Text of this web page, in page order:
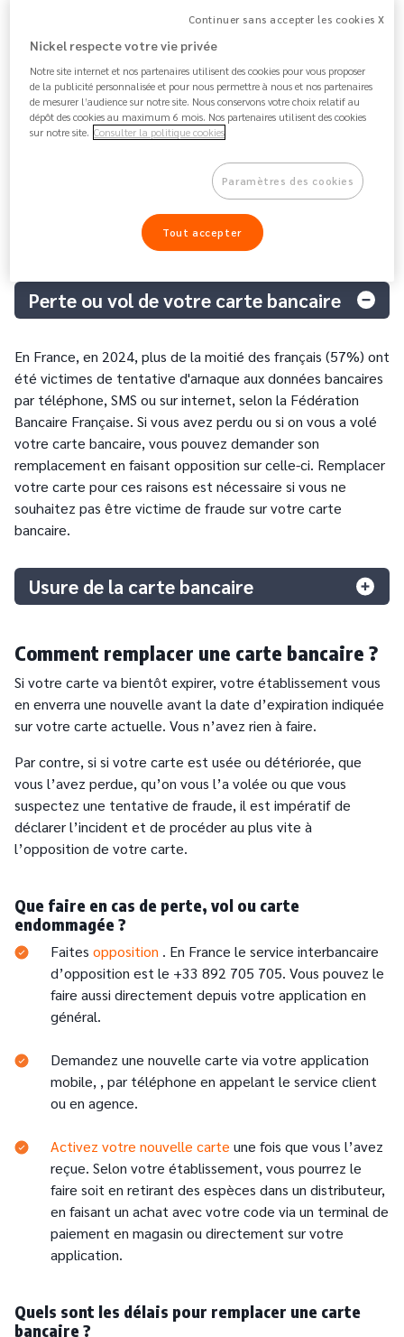
vous vous retrouvez dans l’un de ces cas, vous allez devoir
procéder au remplacement de votre carte bancaire pour
pouvoir continuer de faire des achats en magasin, en ligne
ouretirer des espècesau distributeur.
exemple, si celle-ci arrive à expiration, votre établissement
procède automatiquement à son remplacement sansfrais
et votre contrat est reconduit. Certains établissements
offrent la possibilité de bloquer temporairement votre
carte en cas de doute, sans la remplacer immédiatement.
Perte ou vol de votre carte bancaire
En France, en 2024, plus de la moitié des français (57%) ont
été victimes de tentative d'arnaque aux données bancaires
par téléphone, SMS ou sur internet, selon la Fédération
Bancaire Française. Si vous avez perdu ou si on vous a volé
votre carte bancaire, vous pouvez demander son
remplacement en faisant opposition sur celle-ci. Remplacer
votre carte pour ces raisons est nécessaire si vous ne
souhaitez pas être victime de fraude sur votre carte
bancaire.
Usure de la carte bancaire
Comment remplacer une carte bancaire ?
Si votre carte va bientôt expirer, votre établissement vous
en enverra une nouvelle avant la date d’expiration indiquée
sur votre carte actuelle. Vous n’avez rien à faire.
Par contre, si si votre carte est usée ou détériorée, que
vous l’avez perdue, qu’on vous l’a volée ou que vous
suspectez une tentative de fraude, il est impératif de
déclarer l’incident et de procéder au plus vite à
l’opposition de votre carte.
Que faire en cas de perte, vol ou carte
endommagée ?
Faites opposition . En France le service interbancaire
d’opposition est le +33 892 705 705. Vous pouvez le
faire aussi directement depuis votre application en
général.
Demandez une nouvelle carte via votre application
mobile, , par téléphone en appelant le service client
ou en agence.
Activez votre nouvelle carte une fois que vous l’avez
reçue. Selon votre établissement, vous pourrez le
faire soit en retirant des espèces dans un distributeur,
en faisant un achat avec votre code via un terminal de
paiement en magasin ou directement sur votre
application.
Quels sont les délais pour remplacer une carte
bancaire ?
Continuer sans accepter les cookies X
Nickel respecte votre vie privée
Notre site internet et nos partenaires utilisent des cookies pour vous proposer
de la publicité personnalisée et pour nous permettre à nous et nos partenaires
de mesurer l’audience sur notre site. Nous conservons votre choix relatif au
dépôt des cookies au maximum 6 mois. Nos partenaires utilisent des cookies
sur notre site. Consulter la politique cookies
Paramètres des cookies
Tout accepter